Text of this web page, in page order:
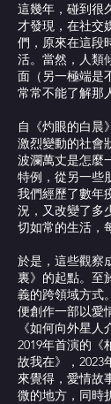
這幾年，碰到很
才發現，在社交
們，原來在這段
活。當然，人類
面（另一極端是
常常不能了解那
自《灼眼的白晨
激烈變動的社會
波瀾萬丈是怎麼
特例，從另一些
我們經歷了數年
況，又改變了多
切如常的生活，
於是，這些觀察
裏》的起點。至
義的跨領域方式
便創作一部以愛
《如何向外星人
2019年首演的《
故我在》，2023
來覺得，愛情故
微的地方，同時